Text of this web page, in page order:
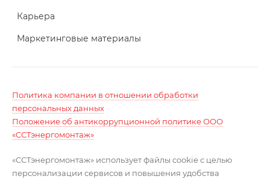
Карьера
Маркетинговые материалы
Политика компании в отношении обработки
персональных данных
Положение об антикоррупционной политике ООО
«ССТэнергомонтаж»
«ССТэнергомонтаж» использует файлы cookie с целью
персонализации сервисов и повышения удобства